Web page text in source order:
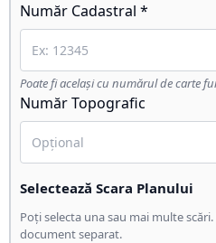
Număr Cadastral *
Poate fi același cu numărul de carte
Număr Topografic
Selectează Scara Planului
Poți selecta una sau mai multe
document separat.